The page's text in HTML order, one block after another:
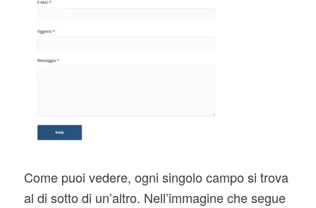
Come puoi vedere, ogni singolo campo si trova
al di sotto di un’altro. Nell’immagine che segue